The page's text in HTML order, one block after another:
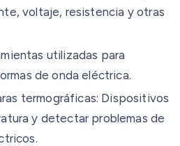
voltaje, resistencia y otras
utilizadas para
de onda eléctrica.
termográficas: Dispositivos
y detectar problemas de